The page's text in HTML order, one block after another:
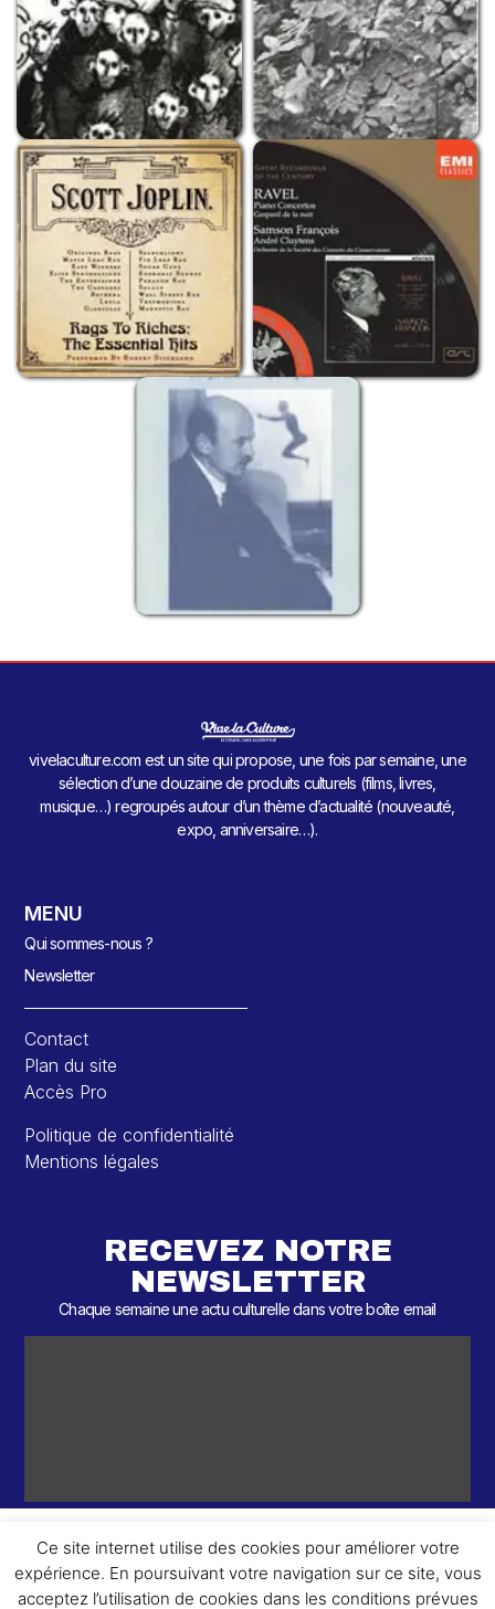
vivelaculture.com est un site qui propose, une fois par semaine, une
sélection d’une douzaine de produits culturels (films, livres,
musique…) regroupés autour d’un thème d’actualité (nouveauté,
expo, anniversaire…).
MENU
Qui sommes-nous ?
Newsletter
Contact
Plan du site
Accès Pro
Politique de confidentialité
Mentions légales
RECEVEZ NOTRE
NEWSLETTER
Chaque semaine une actu culturelle dans votre boîte email
© 2026 – 2 ème Round – Tous droits réservés.
Ce site internet utilise des cookies pour améliorer votre
expérience. En poursuivant votre navigation sur ce site, vous
acceptez l’utilisation de cookies dans les conditions prévues